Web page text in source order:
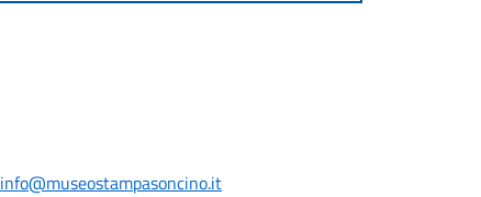
info@museostampasoncino.it